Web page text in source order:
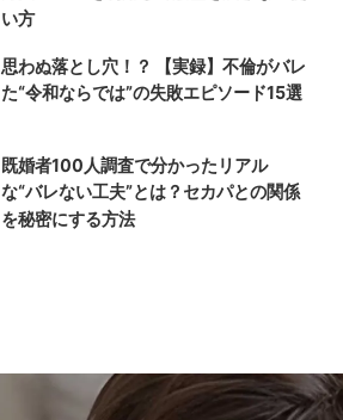
い方
思わぬ落とし穴！？ 【実録】不倫がバレ
た“令和ならでは”の失敗エピソード15選
既婚者100人調査で分かったリアル
な“バレない工夫”とは？セカパとの関係
を秘密にする方法